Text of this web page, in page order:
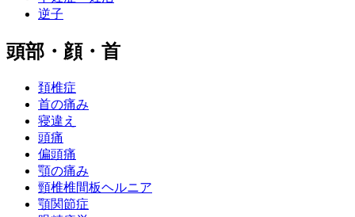
逆子
頭部・顔・首
頚椎症
首の痛み
寝違え
頭痛
偏頭痛
顎の痛み
頸椎椎間板ヘルニア
顎関節症